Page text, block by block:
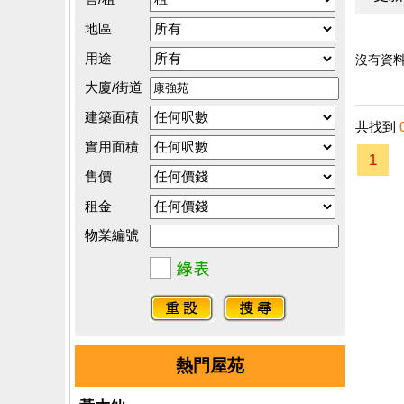
地區
用途
大廈/街道
建築面積
實用面積
售價
租金
物業編號
熱門屋苑
沒有資料
共找到
1